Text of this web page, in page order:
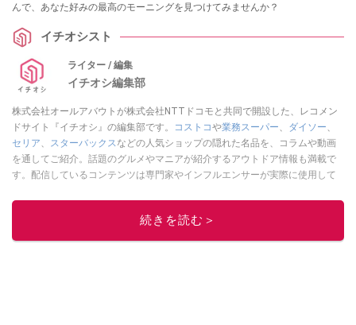
んで、あなた好みの最高のモーニングを見つけてみませんか？
イチオシスト
ライター / 編集
イチオシ編集部
株式会社オールアバウトが株式会社NTTドコモと共同で開設した、レコメン
ドサイト『イチオシ』の編集部です。
コストコや業務スーパー ダイソー
セリア
スターバックス などの人気ショップの隠れた名品を、コラムや動画
を通してご紹介。話題のグルメやマニアが紹介するアウトドア情報も満載で
す。配信しているコンテンツは専門家やインフルエンサーが実際に使用して
ニュースでフォロー
続きを読む＞